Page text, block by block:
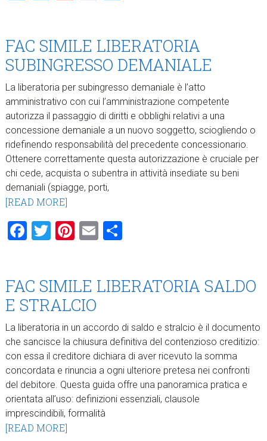
FAC SIMILE LIBERATORIA
SUBINGRESSO DEMANIALE​
La liberatoria per subingresso demaniale è l’atto
amministrativo con cui l’amministrazione competente
autorizza il passaggio di diritti e obblighi relativi a una
concessione demaniale a un nuovo soggetto, sciogliendo o
ridefinendo responsabilità del precedente concessionario.
Ottenere correttamente questa autorizzazione è cruciale per
chi cede, acquista o subentra in attività insediate su beni
demaniali (spiagge, porti,
[READ MORE]
Facebook
Twitter
Pinterest
EmailCondividi
FAC SIMILE LIBERATORIA SALDO
E STRALCIO​
La liberatoria in un accordo di saldo e stralcio è il documento
che sancisce la chiusura definitiva del contenzioso creditizio:
con essa il creditore dichiara di aver ricevuto la somma
concordata e rinuncia a ogni ulteriore pretesa nei confronti
del debitore. Questa guida offre una panoramica pratica e
orientata all’uso: definizioni essenziali, clausole
imprescindibili, formalità
[READ MORE]